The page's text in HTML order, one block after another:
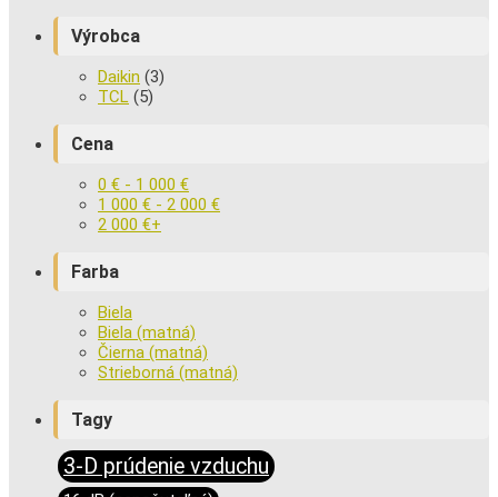
Výrobca
Daikin (3)
TCL (5)
Cena
0 € - 1 000 €
1 000 € - 2 000 €
2 000 €+
Farba
Biela
Biela (matná)
Čierna (matná)
Strieborná (matná)
Tagy
3-D prúdenie vzduchu